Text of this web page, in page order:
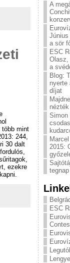
több mint
244,
30 dalt
ezekre
A
Június
a sör
ESC
Olasz,
a
Blog:
nyerte
díjat
Simon
2015:
ESC